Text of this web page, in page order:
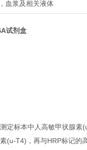
血浆及相关液体
试剂盒
定标本中人高敏甲状腺
(u-T4)，再与HRP标记